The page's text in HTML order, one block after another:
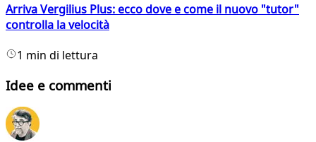
Arriva Vergilius Plus: ecco dove e come il nuovo "tutor"
controlla la velocità
1 min di lettura
Idee e commenti